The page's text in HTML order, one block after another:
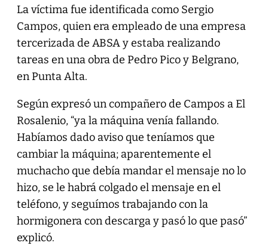
La víctima fue identificada como Sergio
Campos, quien era empleado de una empresa
tercerizada de ABSA y estaba realizando
tareas en una obra de Pedro Pico y Belgrano,
en Punta Alta.
Según expresó un compañero de Campos a El
Rosalenio, “ya la máquina venía fallando.
Habíamos dado aviso que teníamos que
cambiar la máquina; aparentemente el
muchacho que debía mandar el mensaje no lo
hizo, se le habrá colgado el mensaje en el
teléfono, y seguímos trabajando con la
hormigonera con descarga y pasó lo que pasó”
explicó.